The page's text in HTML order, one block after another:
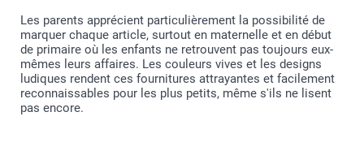
Les parents apprécient particulièrement la possibilité de
marquer chaque article, surtout en maternelle et en début
de primaire où les enfants ne retrouvent pas toujours eux-
mêmes leurs affaires. Les couleurs vives et les designs
ludiques rendent ces fournitures attrayantes et facilement
reconnaissables pour les plus petits, même s'ils ne lisent
pas encore.